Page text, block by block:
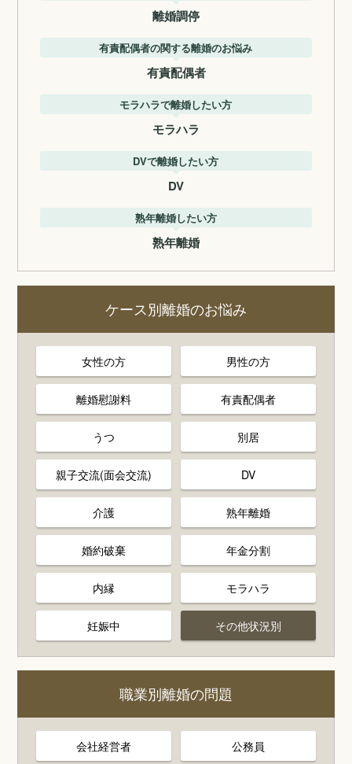
離婚調停
有責配偶者の関する離婚のお悩み
有責配偶者
モラハラで離婚したい方
モラハラ
DVで離婚したい方
DV
熟年離婚したい方
熟年離婚
ケース別離婚のお悩み
女性の方 男性の方
離婚慰謝料 有責配偶者
うつ 別居
親子交流(面会交流) DV
介護 熟年離婚
婚約破棄 年金分割
内縁 モラハラ
妊娠中 その他状況別
職業別離婚の問題
会社経営者 公務員